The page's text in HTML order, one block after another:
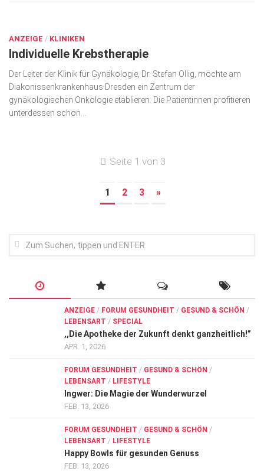
ANZEIGE / KLINIKEN
Individuelle Krebstherapie
Der Leiter der Klinik für Gynä­kologie, Dr. Stefan Ollig, möchte am
Diakonissenkrankenhaus Dres­den ein Zentrum der
gynäkologischen Onko­lo­gie etablieren. Die Patientin­nen profitieren
unter­dessen schon...
Seite 1 von 3
1 2 3 »
ANZEIGE / FORUM GESUNDHEIT / GESUND & SCHÖN /
LEBENSART / SPECIAL
,,Die Apotheke der Zukunft denkt ganzheitlich!”
APR. 1, 2026
FORUM GESUNDHEIT / GESUND & SCHÖN /
LEBENSART / LIFESTYLE
Ingwer: Die Magie der Wunderwurzel
FEB. 13, 2026
FORUM GESUNDHEIT / GESUND & SCHÖN /
LEBENSART / LIFESTYLE
Happy Bowls für gesunden Genuss
FEB. 13, 2026